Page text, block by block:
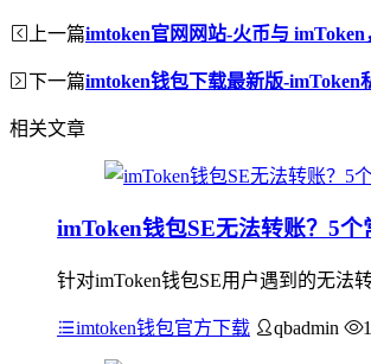
上一篇imtoken官网网站-火币与
下一篇imtoken钱包下载最新版-imToken
相关文章
imToken钱包SE无法转账？5
针对imToken钱包SE用户遇到的无
imtoken钱包官方下载 qbadmin